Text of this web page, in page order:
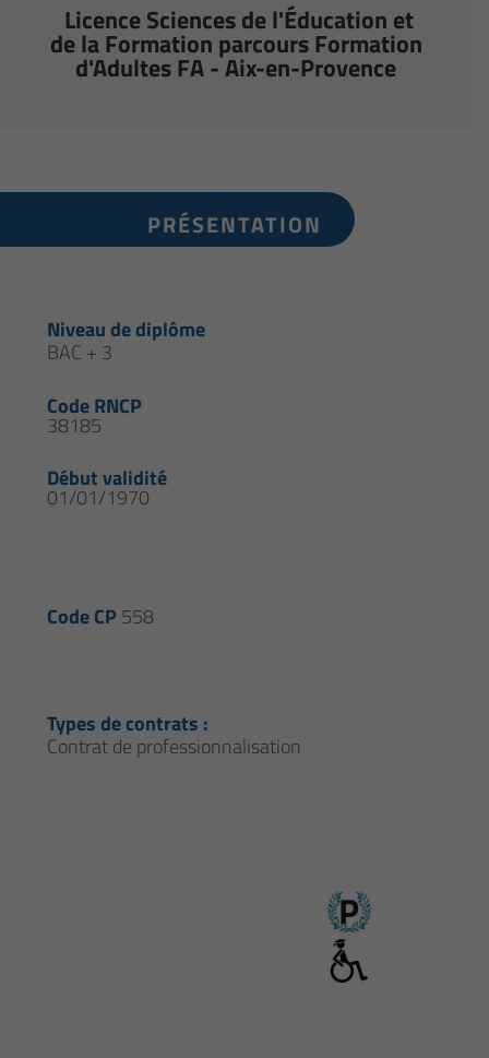
Licence Sciences de l'Éducation et
de la Formation parcours Formation
d'Adultes FA - Aix-en-Provence
PRÉSENTATION
Niveau de diplôme
BAC + 3
Code RNCP
38185
Début validité
01/01/1970
Code CP 558
Types de contrats :
Contrat de professionnalisation